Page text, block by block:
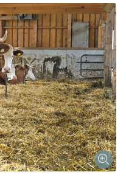
content